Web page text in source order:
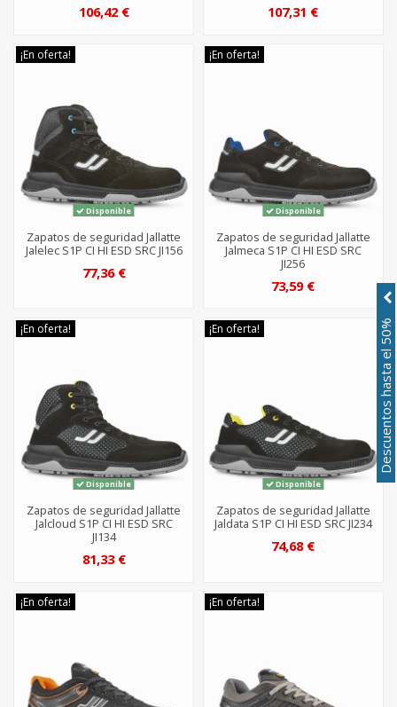
106,42 € 107,31 €
¡En oferta!
Disponible
Zapatos de seguridad Jallatte
Jalelec S1P CI HI ESD SRC JI156
77,36 €
¡En oferta!
Disponible
Zapatos de seguridad Jallatte
Jalmeca S1P CI HI ESD SRC
JI256
73,59 €
¡En oferta!
Disponible
Zapatos de seguridad Jallatte
Jalcloud S1P CI HI ESD SRC
JI134
81,33 €
¡En oferta!
Disponible
Zapatos de seguridad Jallatte
Jaldata S1P CI HI ESD SRC JI234
74,68 €
¡En oferta! ¡En oferta!
Descuentos hasta el 50%